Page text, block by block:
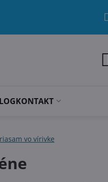
KONTAKT
vo vírivke